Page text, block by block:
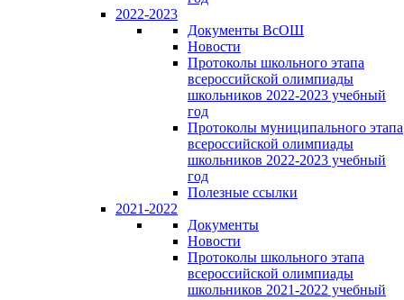
2022-2023
Документы ВсОШ
Новости
Протоколы школьного этапа
всероссийской олимпиады
школьников 2022-2023 учебный
год
Протоколы муниципального этапа
всероссийской олимпиады
школьников 2022-2023 учебный
год
Полезные ссылки
2021-2022
Документы
Новости
Протоколы школьного этапа
всероссийской олимпиады
школьников 2021-2022 учебный